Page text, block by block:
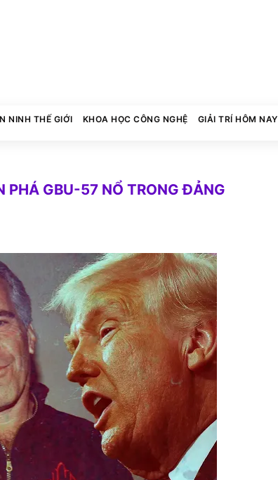
NINH THẾ GIỚI KHOA HỌC CÔNG NGHỆ GIẢI TRÍ HÔM NAY
PHÁ GBU-57 NỔ TRONG ĐẢNG